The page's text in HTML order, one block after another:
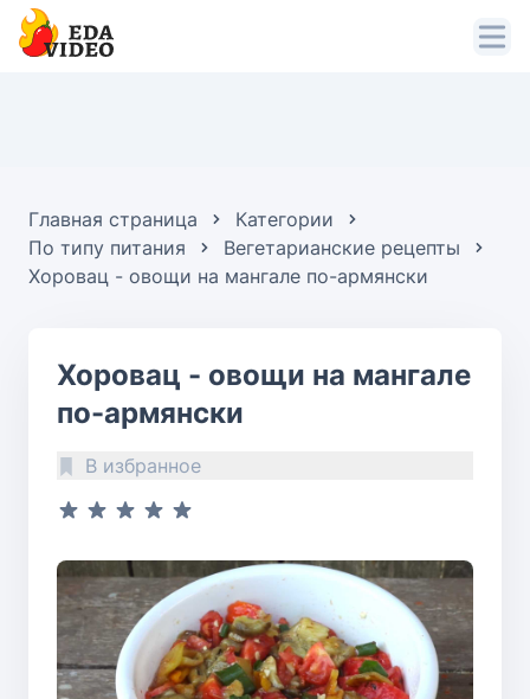
Главная страница
Категории
По типу питания
Вегетарианские рецепты
Хоровац - овощи на мангале по-армянски
Хоровац - овощи на мангале
по-армянски
В избранное